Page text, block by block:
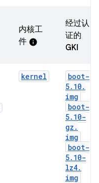
内核工
件 info
经过认
证的
GKI
kernel
boot-
5. 10.
img
boot-
5. 10-
gz .
img
boot-
5. 10-
lz4.
img